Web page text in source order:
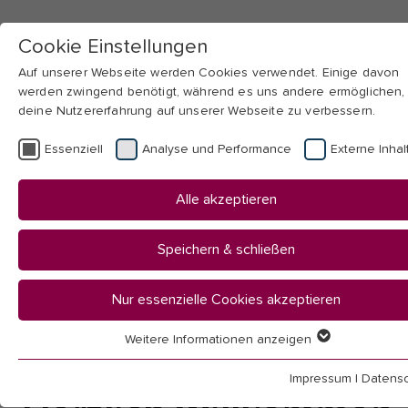
Skip to main navigation Skip to page footer
You
here:
Startseite
Bibliothek
Termine / Beratung / Kurse
Erste Schritte
Cookie Einstellungen
Auf unserer Webseite werden Cookies verwendet. Einige davon
werden zwingend benötigt, während es uns andere ermöglichen,
deine Nutzererfahrung auf unserer Webseite zu verbessern.
Essenziell Analyse und Performance Externe
Alle akzeptieren
Speichern & schließen
Nur essenzielle Cookies akzeptieren
Essenzielle Cookies werden für grundlegende Funktionen der
Weitere Informationen anzeigen
Impressum